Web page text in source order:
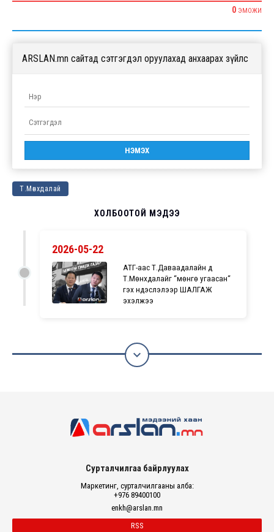
0 ЭМОЖИ
ARSLAN.mn сайтад сэтгэгдэл оруулахад анхаарах зүйлс
Т.Мөнхдалай
ХОЛБООТОЙ МЭДЭЭ
2026-05-22
АТГ-аас Т.Даваадалайн дүү
Т.Мөнхдалайг “мөнгө угаасан“
гэх үндэслэлээр ШАЛГАЖ
эхэлжээ

Сурталчилгаа байрлуулах
Маркетинг, сурталчилгааны алба:
+976 89400100
enkh@arslan.mn
RSS